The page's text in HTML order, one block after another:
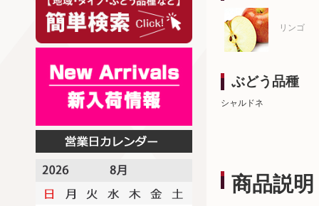
リンゴ
ぶどう品種
シャルドネ
商品説明